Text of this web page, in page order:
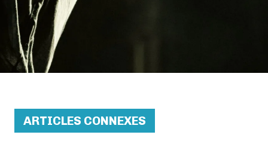
ARTICLES CONNEXES